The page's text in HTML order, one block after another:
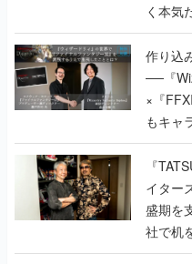
く本気
作り込
──『
×『
もキャ
で作り
く
『
イター
盛期を
社で机
『